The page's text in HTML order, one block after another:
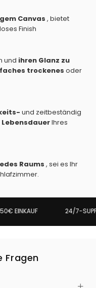
Canvas , bietet
Finish
und ihren Glanz zu
trockenes oder
und zeitbeständig
Ihres
Raums , sei es Ihr
EINKAUF 24/7-
Fragen